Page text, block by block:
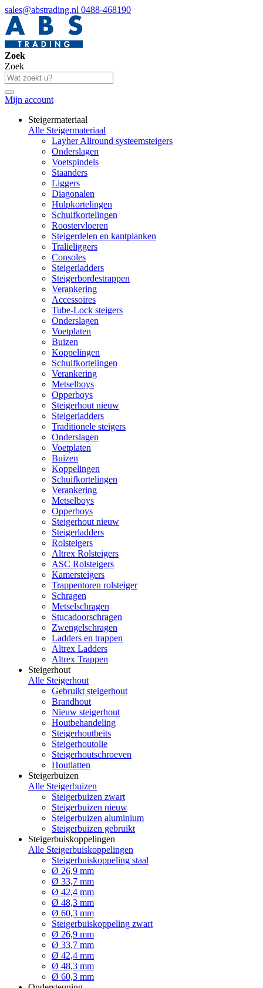
sales@abstrading.nl 0488-468190
Zoek
Zoek
Mijn account
Steigermateriaal
Alle Steigermateriaal
Layher Allround systeemsteigers
Onderslagen
Voetspindels
Staanders
Liggers
Diagonalen
Hulpkortelingen
Schuifkortelingen
Roostervloeren
Steigerdelen en kantplanken
Tralieliggers
Consoles
Steigerladders
Steigerbordestrappen
Verankering
Accessoires
Tube-Lock steigers
Onderslagen
Voetplaten
Buizen
Koppelingen
Schuifkortelingen
Verankering
Metselboys
Opperboys
Steigerhout nieuw
Steigerladders
Traditionele steigers
Onderslagen
Voetplaten
Buizen
Koppelingen
Schuifkortelingen
Verankering
Metselboys
Opperboys
Steigerhout nieuw
Steigerladders
Rolsteigers
Altrex Rolsteigers
ASC Rolsteigers
Kamersteigers
Trappentoren rolsteiger
Schragen
Metselschragen
Stucadoorschragen
Zwengelschragen
Ladders en trappen
Altrex Ladders
Altrex Trappen
Steigerhout
Alle Steigerhout
Gebruikt steigerhout
Brandhout
Nieuw steigerhout
Houtbehandeling
Steigerhoutbeits
Steigerhoutolie
Steigerhoutschroeven
Houtlatten
Steigerbuizen
Alle Steigerbuizen
Steigerbuizen zwart
Steigerbuizen nieuw
Steigerbuizen aluminium
Steigerbuizen gebruikt
Steigerbuiskoppelingen
Alle Steigerbuiskoppelingen
Steigerbuiskoppeling staal
Ø 26,9 mm
Ø 33,7 mm
Ø 42,4 mm
Ø 48,3 mm
Ø 60,3 mm
Steigerbuiskoppeling zwart
Ø 26,9 mm
Ø 33,7 mm
Ø 42,4 mm
Ø 48,3 mm
Ø 60,3 mm